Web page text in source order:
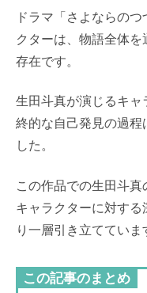
ドラマ「さよならの
クターは、物語全体
存在です。
生田斗真が演じるキャ
終的な自己発見の過
した。
この作品での生田斗真
キャラクターに対する
り一層引き立てていま
この記事のまとめ